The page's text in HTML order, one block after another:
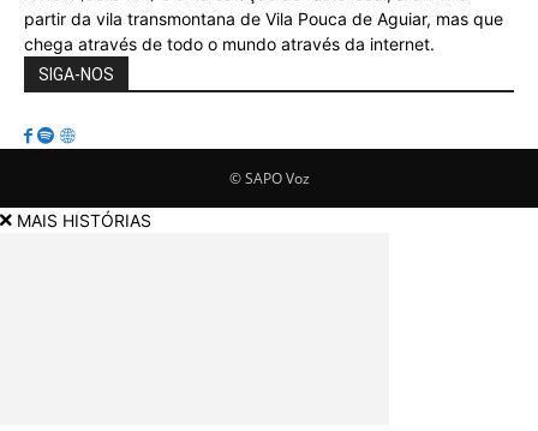
partir da vila transmontana de Vila Pouca de Aguiar, mas que
chega através de todo o mundo através da internet.
SIGA-NOS
© SAPO Voz
MAIS HISTÓRIAS